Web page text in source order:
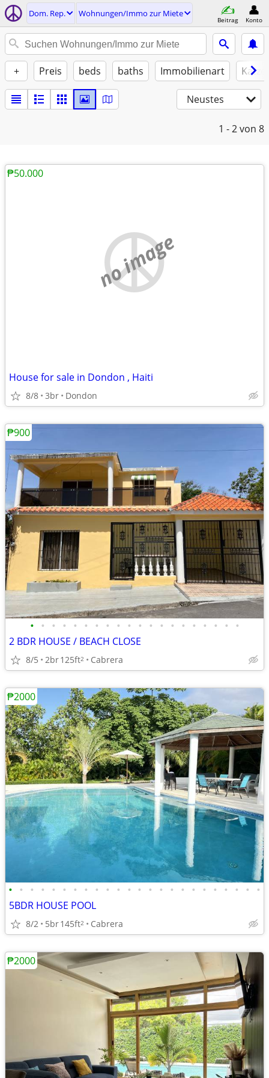
Dom. Rep. Wohnungen/Immo zur Miete
Beitrag Konto
+ Preis beds baths Immobilienart
Neustes
1 - 2von 8
no image
House for sale in Dondon , Haiti
8/8 3br Dondon
₱50.000
• • • • • • • • • • • • • • • • • • • •
2 BDR HOUSE / BEACH CLOSE
8/5 2br125ft2 Cabrera
₱900
• • • • • • • • • • • • • • • • • • • • • • • •
5BDR HOUSE POOL
8/2 5br145ft2 Cabrera
₱2000
₱2000